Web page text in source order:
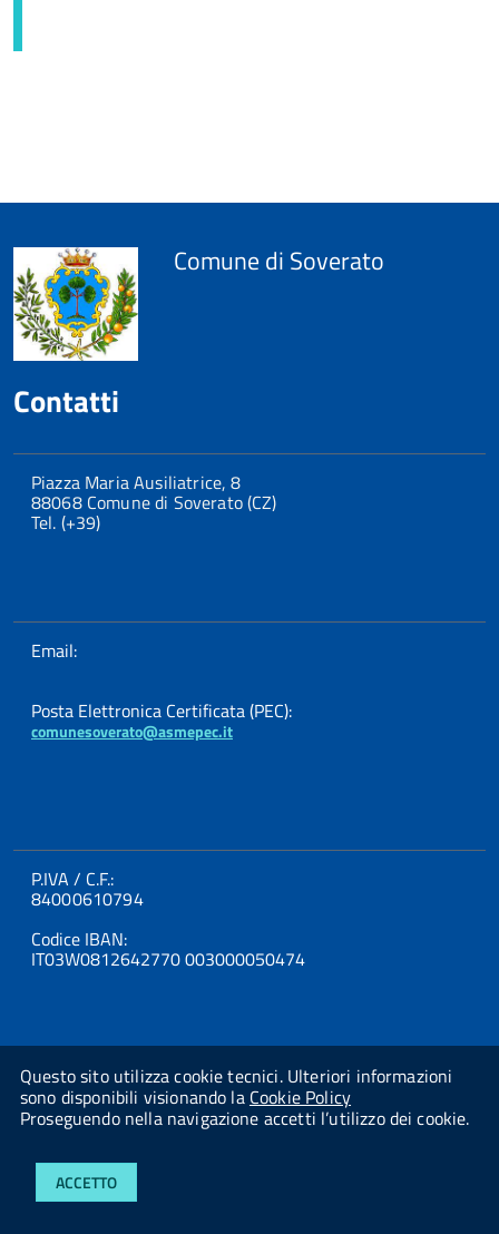
Questo sito utilizza cookie tecnici. Ulteriori informazioni
sono disponibili visionando la Cookie Policy
Proseguendo nella navigazione accetti l’utilizzo dei cookie.
ACCETTO
Comune di Soverato
Contatti
Piazza Maria Ausiliatrice, 8
88068 Comune di Soverato (CZ)
Tel. (+39)
Email:
Posta Elettronica Certificata (PEC):
comunesoverato@asmepec.it
P.IVA / C.F.:
84000610794
Codice IBAN:
IT03W0812642770 003000050474